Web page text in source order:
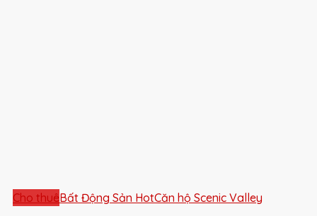
Cho thuêBất Động Sản HotCăn hộ Scenic Valley